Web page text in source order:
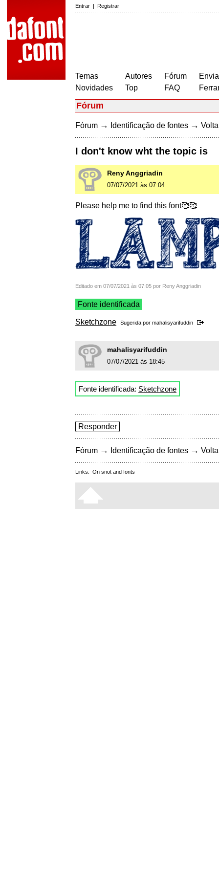
Entrar | Registrar
Temas
Novidades
Autores
Top
Fórum
FAQ
Fórum
Fórum → Identificação de fontes →
I don't know wht the topic is
Reny Anggriadin
07/07/2021 às 07:04
Please help me to find this font🥰🥰
Editado em 07/07/2021 às 07:05 por Reny Anggriadin
Fonte identificada
Sketchzone Sugerida por mahalisyarifuddin
mahalisyarifuddin
07/07/2021 às 18:45
Fonte identificada: Sketchzone
Responder
Fórum → Identificação de fontes →
Links: On snot and fonts